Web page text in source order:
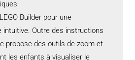
Builder pour une
intuitive. Outre des instructions
propose des outils de zoom et
les enfants à visualiser le